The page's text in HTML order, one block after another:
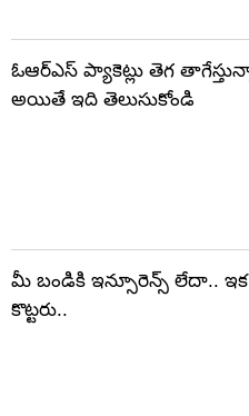
ఓఆర్‌ఎస్‌ ప్యాకెట్లు తెగ
అయితే ఇది తెలుసుకోండి
మీ బండికి ఇన్సూరెన్స్ లేదా.. ఇక
కొట్టరు..